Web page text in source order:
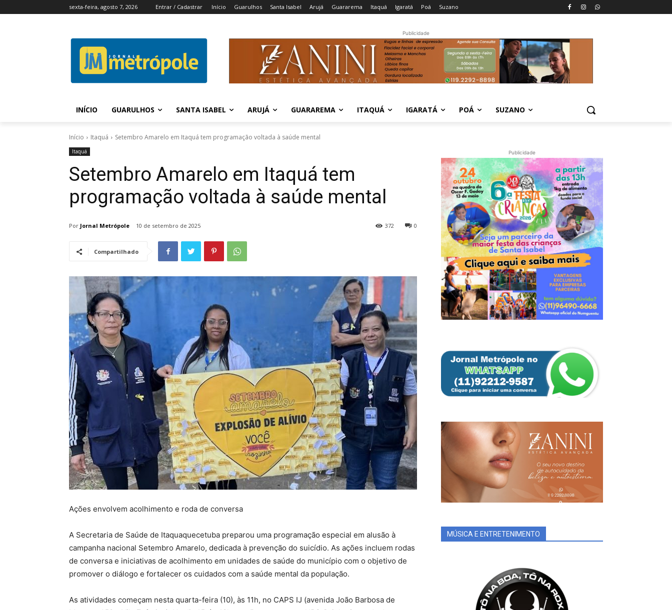
sexta-feira, agosto 7, 2026 Entrar / Cadastrar Início Guarulhos Santa Isabel Arujá Guararema Itaquá Igaratá Poá Suzano
Publicidade
INÍCIO GUARULHOS SANTA ISABEL ARUJÁ GUARAREMA ITAQUÁ IGARATÁ POÁ SUZANO
Início Itaquá Setembro Amarelo em Itaquá tem programação voltada à saúde mental
Itaquá
Setembro Amarelo em Itaquá tem
programação voltada à saúde mental
Por Jornal Metrópole 10 de setembro de 2025 0
372
Compartilhado
Ações envolvem acolhimento e roda de conversa
A Secretaria de Saúde de Itaquaquecetuba preparou uma programação especial em alusão à
campanha nacional Setembro Amarelo, dedicada à prevenção do suicídio. As ações incluem rodas
de conversa e iniciativas de acolhimento em unidades de saúde do município com o objetivo de
promover o diálogo e fortalecer os cuidados com a saúde mental da população.
As atividades começam nesta quarta-feira (10), às 11h, no CAPS IJ (avenida João Barbosa de
Publicidade
MÚSICA E ENTRETENIMENTO